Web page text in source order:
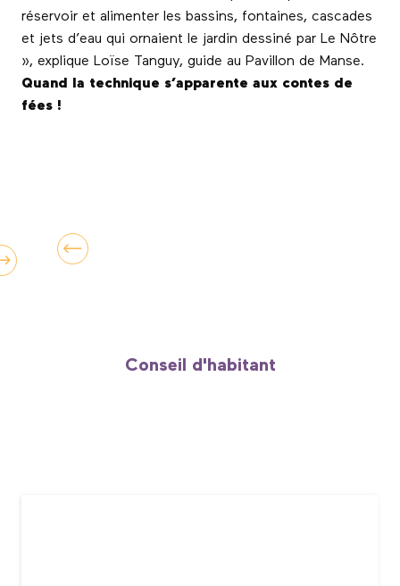
réservoir et alimenter les bassins, fontaines, cascades
et jets d’eau qui ornaient le jardin dessiné par Le Nôtre
», explique Loïse Tanguy, guide au Pavillon de Manse.
Quand la technique s’apparente aux contes de
fées !
Conseil d'habitant